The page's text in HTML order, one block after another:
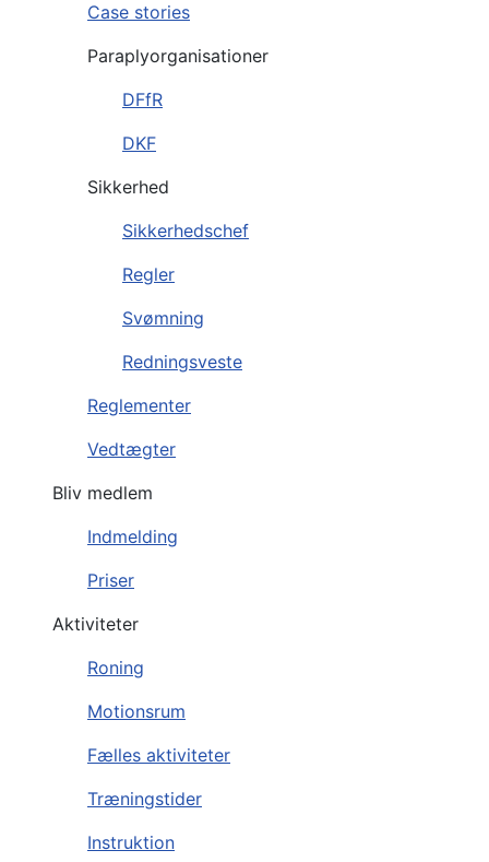
Case stories
Paraplyorganisationer
DFfR
DKF
Sikkerhed
Sikkerhedschef
Regler
Svømning
Redningsveste
Reglementer
Vedtægter
Bliv medlem
Indmelding
Priser
Aktiviteter
Roning
Motionsrum
Fælles aktiviteter
Træningstider
Instruktion